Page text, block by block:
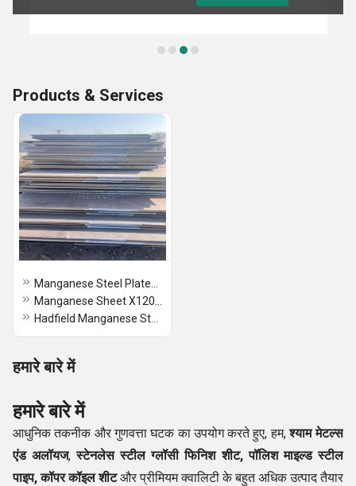
Products & Services
हमारे बारे में
हमारे बारे में
आधुनिक तकनीक और गुणवत्ता घटक का उपयोग करते हुए, हम,श्याम मेटल्स
एंड अलॉयज,स्टेनलेस स्टील ग्लॉसी फिनिश शीट, पॉलिश माइल्ड स्टील
पाइप, कॉपर कॉइल शीटऔर प्रीमियम क्वालिटी के बहुत अधिक उत्पाद तैयार